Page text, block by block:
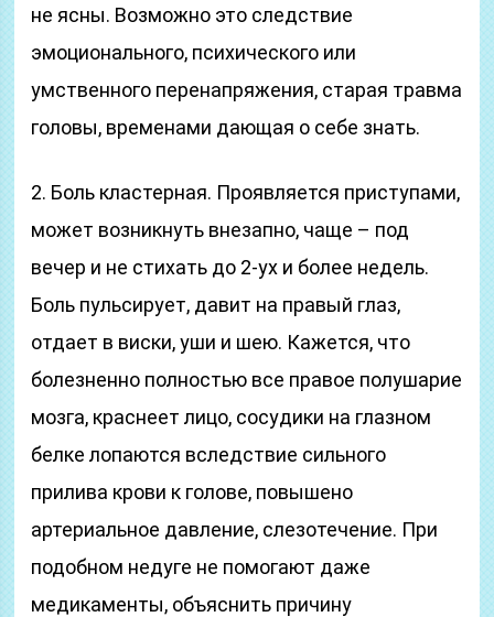
не ясны. Возможно это следствие
эмоционального, психического или
умственного перенапряжения, старая травма
головы, временами дающая о себе знать.
2. Боль кластерная. Проявляется приступами,
может возникнуть внезапно, чаще – под
вечер и не стихать до 2-ух и более недель.
Боль пульсирует, давит на правый глаз,
отдает в виски, уши и шею. Кажется, что
болезненно полностью все правое полушарие
мозга, краснеет лицо, сосудики на глазном
белке лопаются вследствие сильного
прилива крови к голове, повышено
артериальное давление, слезотечение. При
подобном недуге не помогают даже
медикаменты, объяснить причину